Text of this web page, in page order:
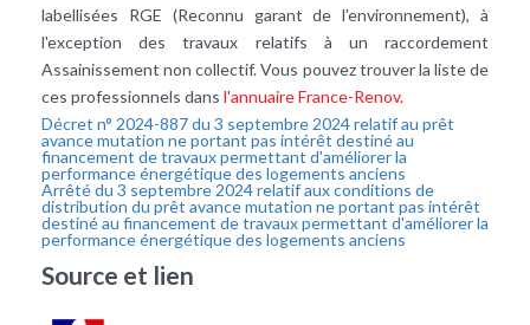
labellisées RGE (Reconnu garant de l'environnement), à
l'exception des travaux relatifs à un raccordement
Assainissement non collectif. Vous pouvez trouver la liste de
ces professionnels dans l'annuaire France-Renov.
Décret n° 2024-887 du 3 septembre 2024 relatif au prêt
avance mutation ne portant pas intérêt destiné au
financement de travaux permettant d'améliorer la
performance énergétique des logements anciens
Arrêté du 3 septembre 2024 relatif aux conditions de
distribution du prêt avance mutation ne portant pas intérêt
destiné au financement de travaux permettant d'améliorer la
performance énergétique des logements anciens
Source et lien